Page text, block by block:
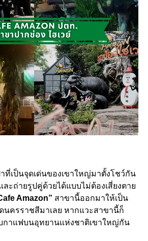
ที่เป็นจุดเด่นของเขาใหญ่มาตั้งโชว์กัน
ะถ่ายรูปคู่ด้วยได้แบบไม่ต้องเสี่ยงตาย
Amazon” สาขานี้ออกมาให้เป็น
นครราชสีมาเลย หากแวะสาขานี้ก็
กาแฟบนอุทยานแห่งชาติเขาใหญ่กัน